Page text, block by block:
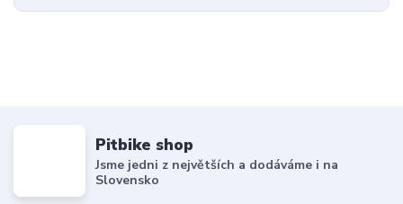
Pitbike shop
Jsme jedni z největších a dodáváme i na
Slovensko